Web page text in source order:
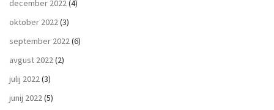
december 2022(4)
oktober 2022(3)
september 2022(6)
avgust 2022(2)
julij 2022(3)
junij 2022(5)